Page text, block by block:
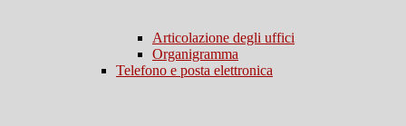
Articolazione degli uffici
Organigramma
Telefono e posta elettronica